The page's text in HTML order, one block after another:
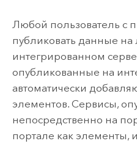
Любой пользователь с
публиковать данные
интегрированном
опубликованные на
автоматически
элементов. Сервисы,
непосредственно на
портале как элементы,